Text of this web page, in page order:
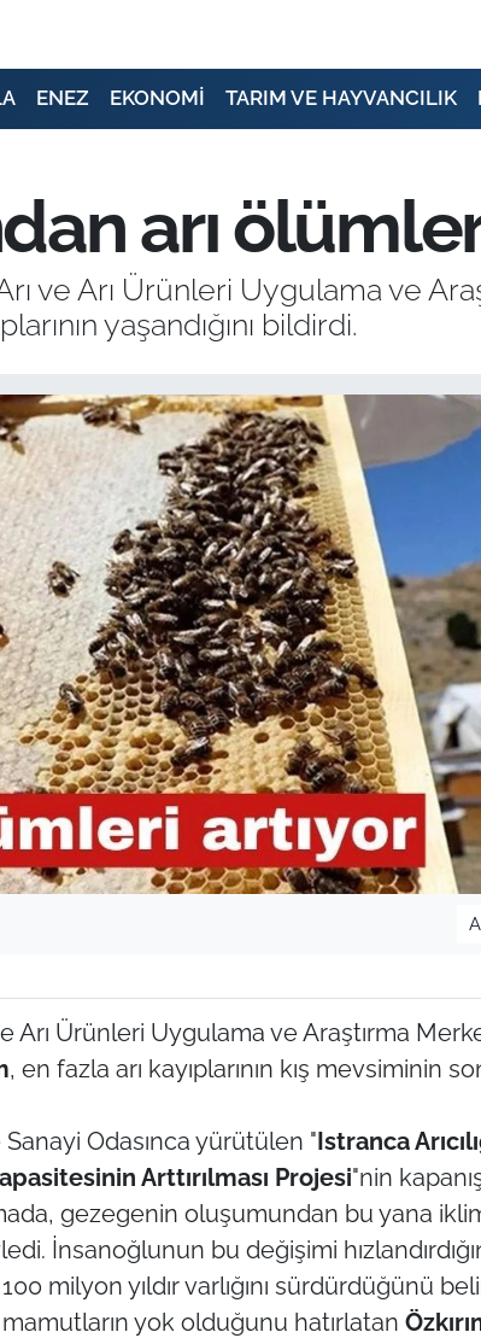
ENEZ EKONOMİ TARIM VE HAYVANCILIK
arı
ve Arı Ürünleri Uygulama ve
yaşandığını bildirdi.
A
Arı Ürünleri Uygulama ve Araştırma
, en fazla arı kayıplarının kış mevsiminin
Odasınca yürütülen "Istranca Arıcılı
Arttırılması Projesi"nin
gezegenin oluşumundan bu yana
İnsanoğlunun bu değişimi
100 milyon yıldır varlığını sürdürdüğünü
yok olduğunu hatırlatan